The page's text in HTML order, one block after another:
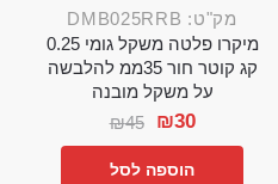
מק"ט: DMB025RRB
מיקרו פלטה משקל גומי 0.25
קג קוטר חור 35ממ להלבשה
על משקל מובנה
₪45 ₪30
הוספה לסל